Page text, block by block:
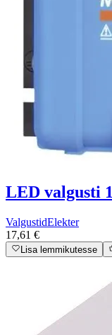
LED valgusti
ValgustidElekter
17,61 €
Lisa lemmikutesse